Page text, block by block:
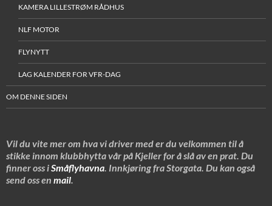
KAMERA LILLESTRØM RÅDHUS
NLF MOTOR
FLYNYTT
LAG KALENDER FOR VFR-DAG
OM DENNE SIDEN
Vil du vite mer om hva vi driver med er du velkommen til å
stikke innom klubbhytta vår på Kjeller for å slå av en prat. Du
finner oss iSmåflyhavna. Innkjøring fra Storgata. Du kan også
send oss en mail.